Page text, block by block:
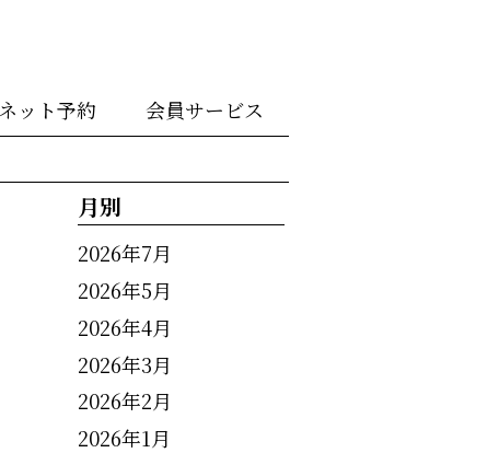
ネット予約 会員サービス
月別
2026年7月
2026年5月
2026年4月
2026年3月
2026年2月
2026年1月